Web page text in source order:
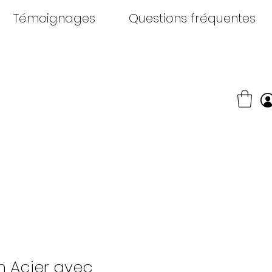
Témoignages Questions fréquentes
Acier avec